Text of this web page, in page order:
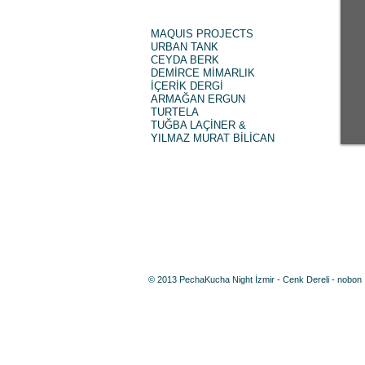
MAQUIS PROJECTS
URBAN TANK
CEYDA BERK
DEMİRCE MİMARLIK
İÇERİK DERGİ
ARMAĞAN ERGUN
TURTELA
TUĞBA LAÇİNER &
YILMAZ MURAT BİLİCAN
© 2013 PechaKucha Night İzmir - Cenk Dereli - nobon